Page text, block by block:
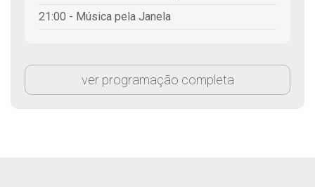
21:00 - Música pela Janela
ver programação completa